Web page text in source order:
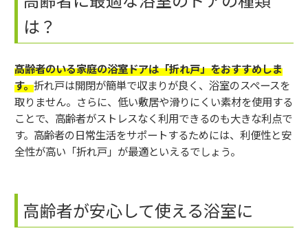
は？
高齢者のいる家庭の浴室ドアは「折れ戸」をおすすめしま
す。折れ戸は開閉が簡単で収まりが良く、浴室のスペースを
取りません。さらに、低い敷居や滑りにくい素材を使用する
ことで、高齢者がストレスなく利用できるのも大きな利点で
す。高齢者の日常生活をサポートするためには、利便性と安
全性が高い「折れ戸」が最適といえるでしょう。
高齢者が安心して使える浴室に